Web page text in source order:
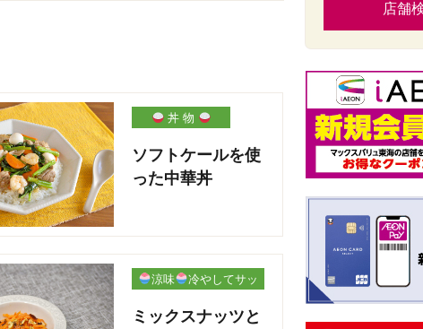
丼 物
ソフトケールを使
った中華丼
涼味
冷やしてサッ
ミックスナッツと
店舗